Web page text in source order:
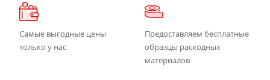
Самые выгодные цены
только у нас
Предоставляем бесплатные
образцы расходных
материалов